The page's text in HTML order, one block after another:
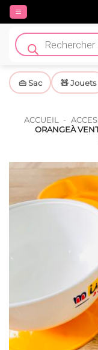
Passer
contenu
Recherche
de
produits
👜 Sac 🧸 Jouets
ACCUEIL -
ORANGEÀ